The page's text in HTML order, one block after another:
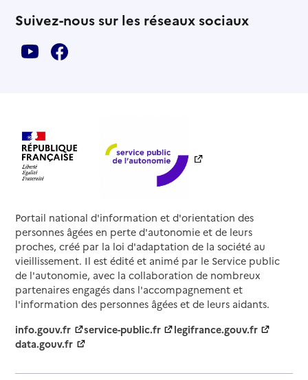
Suivez-nous sur les réseaux sociaux
Portail national d'information et d'orientation des
personnes âgées en perte d'autonomie et de leurs
proches, créé par la loi d'adaptation de la société au
vieillissement. Il est édité et animé par le Service public
de l'autonomie, avec la collaboration de nombreux
partenaires engagés dans l'accompagnement et
l'information des personnes âgées et de leurs aidants.
info.gouv.fr
service-public.fr
legifrance.gouv.fr
data.gouv.fr